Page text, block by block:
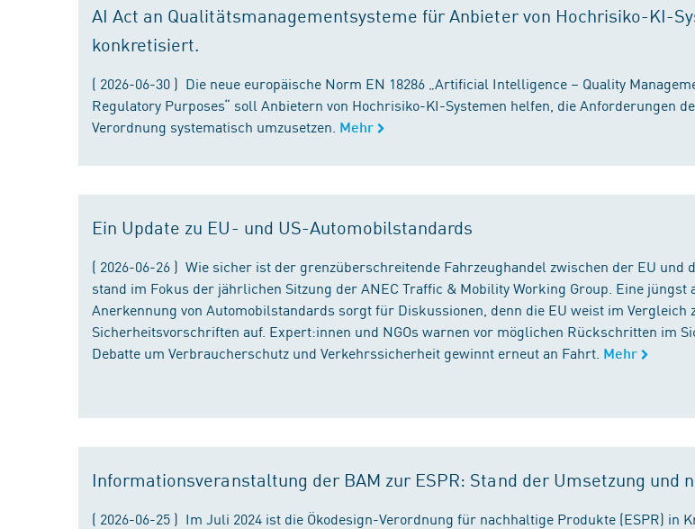
AI Act an Qualitätsmanagementsysteme für Anbieter von Hochrisiko-KI-
konkretisiert.
( 2026-06-30 ) Die neue europäische Norm EN 18286 „Artificial Intelligence – Quality
Regulatory Purposes“ soll Anbietern von Hochrisiko-KI-Systemen helfen, die Anforderungen
Verordnung systematisch umzusetzen. Mehr
Ein Update zu EU- und US-Automobilstandards
( 2026-06-26 ) Wie sicher ist der grenzüberschreitende Fahrzeughandel zwischen der EU und
stand im Fokus der jährlichen Sitzung der ANEC Traffic & Mobility Working Group. Eine jüngst
Anerkennung von Automobilstandards sorgt für Diskussionen, denn die EU weist im Vergleich
Sicherheitsvorschriften auf. Expert:innen und NGOs warnen vor möglichen Rückschritten im
Debatte um Verbraucherschutz und Verkehrssicherheit gewinnt erneut an Fahrt. Mehr
Informationsveranstaltung der BAM zur ESPR: Stand der Umsetzung und
( 2026-06-25 ) Im Juli 2024 ist die Ökodesign-Verordnung für nachhaltige Produkte (ESPR) in